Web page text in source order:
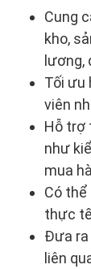
Cung
kho,
lương,
Tối ưu
viên
Hỗ trợ
như
mua
Có
thực
Đưa ra
liên